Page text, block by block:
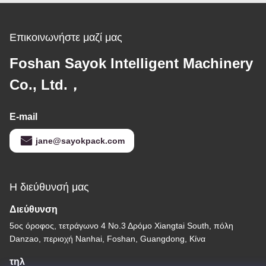
Επικοινωνήστε μαζί μας
Foshan Sayok Intelligent Machinery
Co., Ltd.，
E-mail
jane@sayokpack.com
Η διεύθυνσή μας
Διεύθυνση
5ος όροφος, τετράγωνο 4 Νο.3 Δρόμο Xiangtai South, πόλη
Danzao, περιοχή Nanhai, Foshan, Guangdong, Κίνα
τηλ